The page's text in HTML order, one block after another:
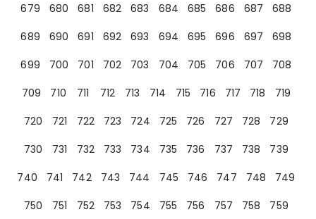
679
680 681 682 683 684 685 686 687
688
689
690 691 692 693 694 695 696 697
698
699
700 701 702 703 704 705 706 707
708
709
710 711 712 713 714 715 716 717 718
719
720
721 722 723 724 725 726 727 728
729
730
731 732 733 734 735 736 737 738
739
740
741 742 743 744 745 746 747 748
749
750
751 752 753 754 755 756 757 758
759